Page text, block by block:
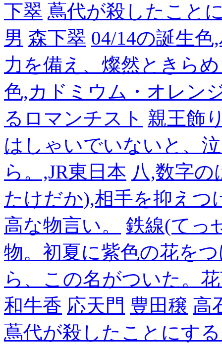
下翠 蔦代が殺したこと
男 森下翠 04/14の誕生
力を備え、燦然ときら
色,カドミウム・オレン
るロマンチスト 親王飾
はしゃいでいないと、
ら。,JR東日本 八,数字
たけだか),相手を抑えつ
高な物言い。
鉄線(てっ
物。初夏に紫色の花を
ら、この名がついた。
和牛香 応天門 豊田穣 高
蔦代が殺したことにす